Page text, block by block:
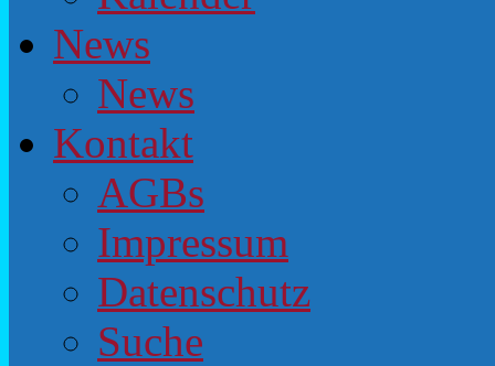
News
News
Kontakt
AGBs
Impressum
Datenschutz
Suche